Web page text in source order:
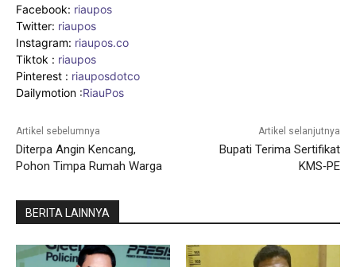
Facebook: riaupos
Twitter: riaupos
Instagram: riaupos.co
Tiktok : riaupos
Pinterest : riauposdotco
Dailymotion :RiauPos
Artikel sebelumnya
Diterpa Angin Kencang,
Pohon Timpa Rumah Warga
Artikel selanjutnya
Bupati Terima Sertifikat
KMS‑PE
BERITA LAINNYA